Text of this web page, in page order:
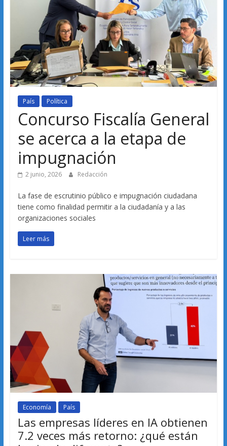
País Política
Concurso Fiscalía General
se acerca a la etapa de
impugnación
2 junio, 2026 Redacción
La fase de escrutinio público e impugnación ciudadana
tiene como finalidad permitir a la ciudadanía y a las
organizaciones sociales
Leer más
Economía País
Las empresas líderes en IA obtienen
7.2 veces más retorno: ¿qué están